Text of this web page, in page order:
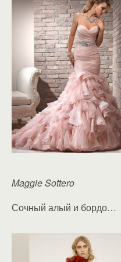
Maggie Sottero
Сочный алый и бордо…